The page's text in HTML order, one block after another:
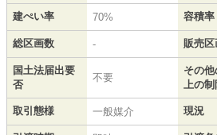
建ぺい率 70% 容積率
総区画数 - 販売
国土法届出要
否
不要
その
上の
取引態様 一般媒介 現況